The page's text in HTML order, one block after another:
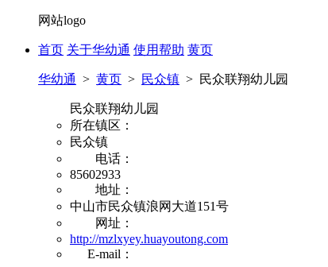
网站logo
首页 关于华幼通 使用帮助 黄页
华幼通 > 黄页 > 民众镇 > 民众联翔幼儿园
民众联翔幼儿园
所在镇区：
民众镇
电话：
85602933
地址：
中山市民众镇浪网大道151号
网址：
http://mzlxyey.huayoutong.com
E-mail：